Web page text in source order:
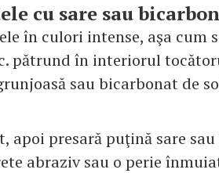
cu sare sau
în culori intense, aşa cum
pătrund în interiorul
sau bicarbonat de
apoi presară puţină sare
abraziv sau o perie